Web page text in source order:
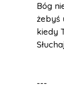
Bóg
żebyś
kiedy
---